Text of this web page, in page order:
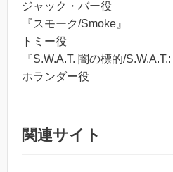
ジャック・バー役
『スモーク/Smoke』
トミー役
『S.W.A.T. 闇の標的/
ホランダー役
関連サイト